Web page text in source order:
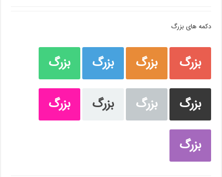
دکمه های بزرگ
بزرگ بزرگ بزرگ بزرگ
بزرگ بزرگ بزرگ بزرگ
بزرگ